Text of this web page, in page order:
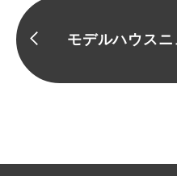
モデルハウス